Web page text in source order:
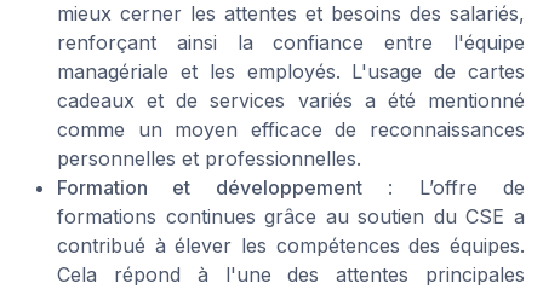
mieux cerner les attentes et besoins des salariés,
renforçant ainsi la confiance entre l'équipe
managériale et les employés. L'usage de cartes
cadeaux et de services variés a été mentionné
comme un moyen efficace de reconnaissances
personnelles et professionnelles.
Formation et développement: L’offre de
formations continues grâce au soutien du CSE a
contribué à élever les compétences des équipes.
Cela répond à l'une des attentes principales